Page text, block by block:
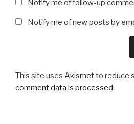
Notify me of follow-up
Notify me of new posts by
This site uses Akismet to reduce
comment data is processed.